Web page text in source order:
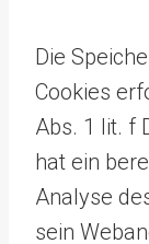
Die
Cookies
Abs. 1 lit. f
hat ein
Analyse
sein